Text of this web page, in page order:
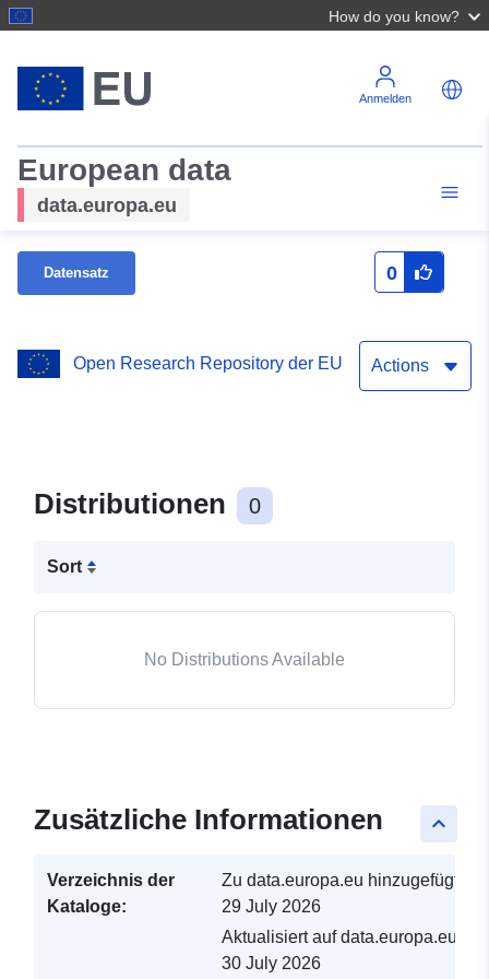
How do you know?
Anmelden
European data
data.europa.eu
Datensatz 0
Open Research Repository der EU Actions
Distributionen 0
Sort
No Distributions Available
keyboard_arrow_up
Zusätzliche Informationen
Verzeichnis der
Kataloge:
Zu data.europa.eu hinzugefügt:
29 July 2026
Aktualisiert auf data.europa.eu:
30 July 2026